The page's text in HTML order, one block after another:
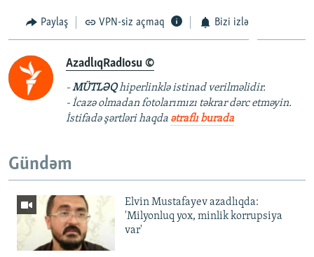
Paylaş VPN-siz açmaq Bizi izlə
AzadlıqRadiosu ©
-MÜTLƏQhiperlinklə istinad verilməlidir.
- İcazə olmadan fotolarımızı təkrar dərc etməyin.
İstifadə şərtləri haqda ətraflı burada
Gündəm
Elvin Mustafayev azadlıqda:
'Milyonluq yox, minlik korrupsiya
var'